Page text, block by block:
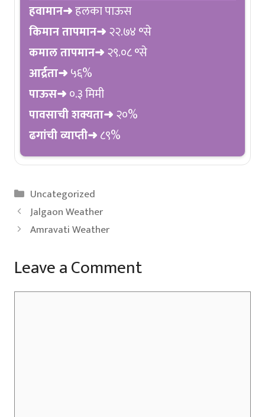
हवामान➜हलका पाऊस
किमान तापमान➜२२.७४ °से
कमाल तापमान➜२९.०८ °से
आर्द्रता➜५६%
पाऊस➜०.३ मिमी
पावसाची शक्यता➜२०%
ढगांची व्याप्ती➜८९%
Categories
Uncategorized
Jalgaon Weather
Amravati Weather
Leave a Comment
Comment